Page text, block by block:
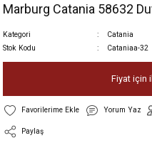
Marburg Catania 58632
Kategori
Catania
Stok Kodu
Cataniaa-32
Fiyat için
Yorum Yaz
Paylaş